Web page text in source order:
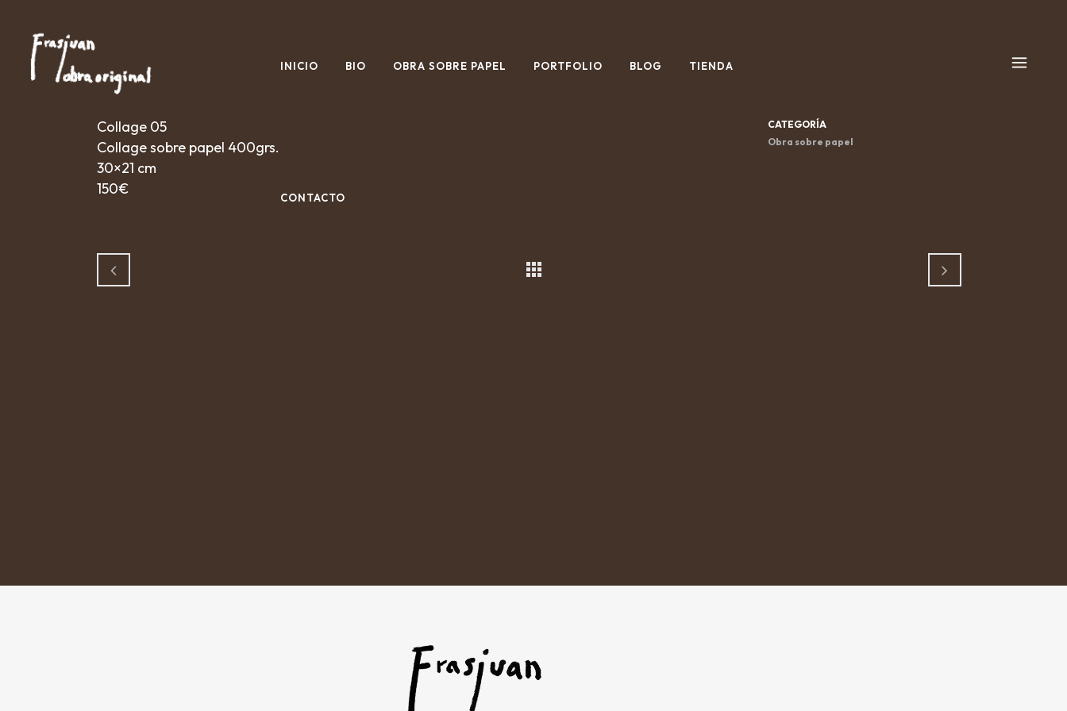
INICIO BIO OBRA SOBRE PAPEL PORTFOLIO BLOG TIENDA
CONTACTO
Collage 05
Collage sobre papel 400grs.
30×21 cm
150€
CATEGORÍA
Obra sobre papel